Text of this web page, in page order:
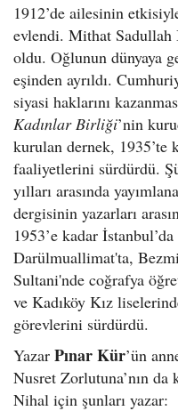
1912’de ailesinin
evlendi. Mithat
oldu. Oğlunun dünyaya
eşinden ayrıldı.
siyasi haklarını
Kadınlar Birliği’nin
kurulan dernek, 1935’te
faaliyetlerini sürdürdü.
yılları arasında
dergisinin yazarları
1953’e kadar
Darülmuallimat'ta,
Sultani'nde coğrafya
ve Kadıköy Kız
görevlerini sürdürdü.
Yazar Pınar Kür’ün
Nusret Zorlutuna’nın da
Nihal için şunları yazar: